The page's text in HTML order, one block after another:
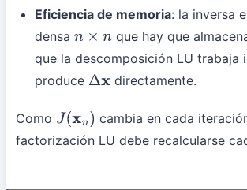
Eficiencia de memoria: la inversa
densa n×n
que hay que
que la descomposición LU trabaja
produce Δx directamente.
Como J(xn)
cambia en cada
factorización LU debe recalcularse